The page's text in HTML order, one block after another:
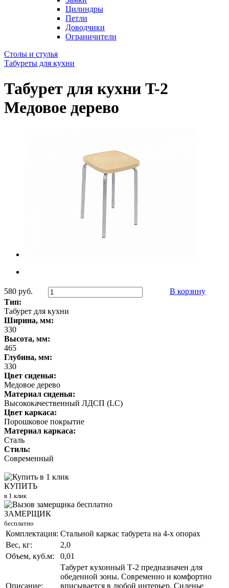
Цилиндры
Петли
Доводчики
Ограничители
Столы и стулья
Табуреты для кухни
Табурет для кухни T-2
Медовое дерево
580 руб.
В корзину
Тип:
Табурет для кухни
Ширина, мм:
330
Высота, мм:
465
Глубина, мм:
330
Цвет сиденья:
Медовое дерево
Материал сиденья:
Высококачественный ЛДСП (LC)
Цвет каркаса:
Порошковое покрытие
Материал каркаса:
Сталь
Стиль:
Современный
КУПИТЬ
в 1 клик
ЗАМЕРЩИК
бесплатно
Комплектация: Стальной каркас табурета на 4-х опорах
Вес, кг:
2,0
Объем, куб.м:
0,01
Описание:
Табурет кухонный Т-2 предназначен для
обеденной зоны. Современно и комфортно
вписывается в любой интерьер. Сиденье